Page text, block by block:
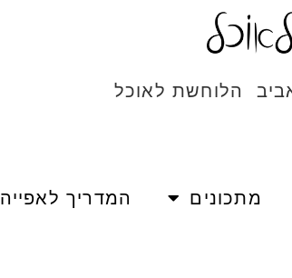
הלוחשת לאוכל
מתכונים המדריך לאפייה